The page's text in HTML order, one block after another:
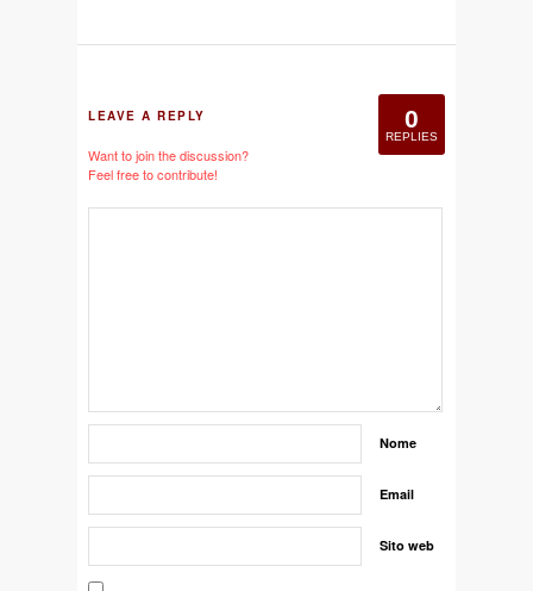
0
REPLIES
LEAVE A REPLY
Want to join the discussion?
Feel free to contribute!
Nome
Email
Sito web